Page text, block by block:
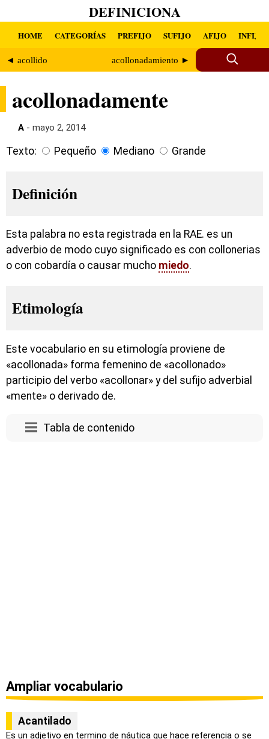
DEFINICIONA
HOME CATEGORÍAS PREFIJO SUFIJO AFIJO INFIJO
◄ acollido acollonadamiento ►
acollonadamente
A - mayo 2, 2014
Texto: Pequeño Mediano Grande
Definición
Esta palabra no esta registrada en la RAE. es un
adverbio de modo cuyo significado es con collonerias
o con cobardía o causar mucho miedo.
Etimología
Este vocabulario en su etimología proviene de
«acollonada» forma femenino de «acollonado»
participio del verbo «acollonar» y del sufijo adverbial
«mente» o derivado de.
Tabla de contenido
Ampliar vocabulario
Acantilado
Es un adjetivo en termino de náutica que hace referencia o se